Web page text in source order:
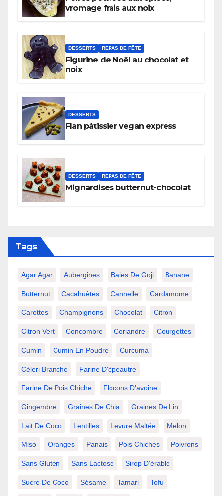
vromage frais aux noix
DESSERTS REPAS DE FÊTE
Figurine de Noël au chocolat et
noix
DESSERTS
Flan pâtissier vegan express
DESSERTS REPAS DE FÊTE
Mignardises butternut-chocolat
Tags
Agar Agar Aubergines Baies De Goji Banane
Butternut Cacahuètes Cannelle Cardamome
Carottes Champignons Chocolat Citron
Citron Vert Concombre Coriandre Courgettes
Cumin Cumin En Poudre Curcuma
Céleri Branche Farine D'épeautre
Farine De Pois Chiche Flocons D'avoine
Gingembre Graines De Chia Graines De Lin
Lait De Coco Lentilles Levure Maltée Melon
Miso Oranges Panais Pois Chiches Poivrons
Sans Gluten Sans Lactose Sirop D'érable
Sucre De Coco Sésame Tamari Tofu